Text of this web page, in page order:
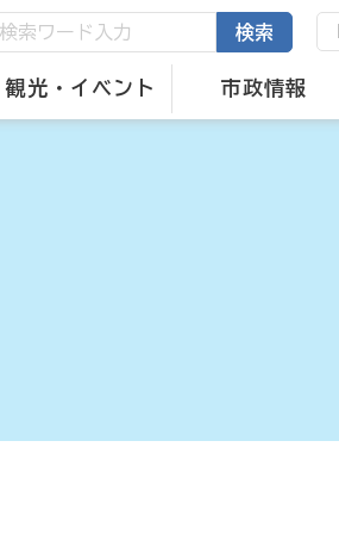
観光・イベント 市政情報
検索